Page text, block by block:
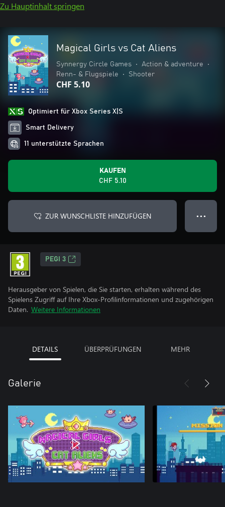
Zu Hauptinhalt springen
Magical Girls vs Cat Aliens
Synnergy Circle Games • Action & adventure
•
Renn- & Flugspiele
• Shooter
CHF 5.10
Optimiert für Xbox Series X|S
Smart Delivery
11 unterstützte Sprachen
KAUFEN
CHF 5.10
ZUR WUNSCHLISTE HINZUFÜGEN ● ● ●
PEGI 3
Herausgeber von Spielen, die Sie starten, erhalten während des
Spielens Zugriff auf Ihre Xbox-Profilinformationen und zugehörigen
Daten. Weitere Informationen
DETAILS ÜBERPRÜFUNGEN MEHR
Galerie